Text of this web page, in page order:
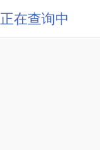
正在查询中